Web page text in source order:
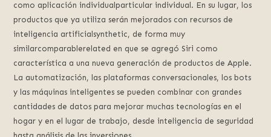
como aplicación individualparticular individual. En su lugar, los
productos que ya utiliza serán mejorados con recursos de
inteligencia artificialsynthetic, de forma muy
similarcomparablerelated en que se agregó Siri como
característica a una nueva generación de productos de Apple.
La automatización, las plataformas conversacionales, los bots
y las máquinas inteligentes se pueden combinar con grandes
cantidades de datos para mejorar muchas tecnologías en el
hogar y en el lugar de trabajo, desde inteligencia de seguridad